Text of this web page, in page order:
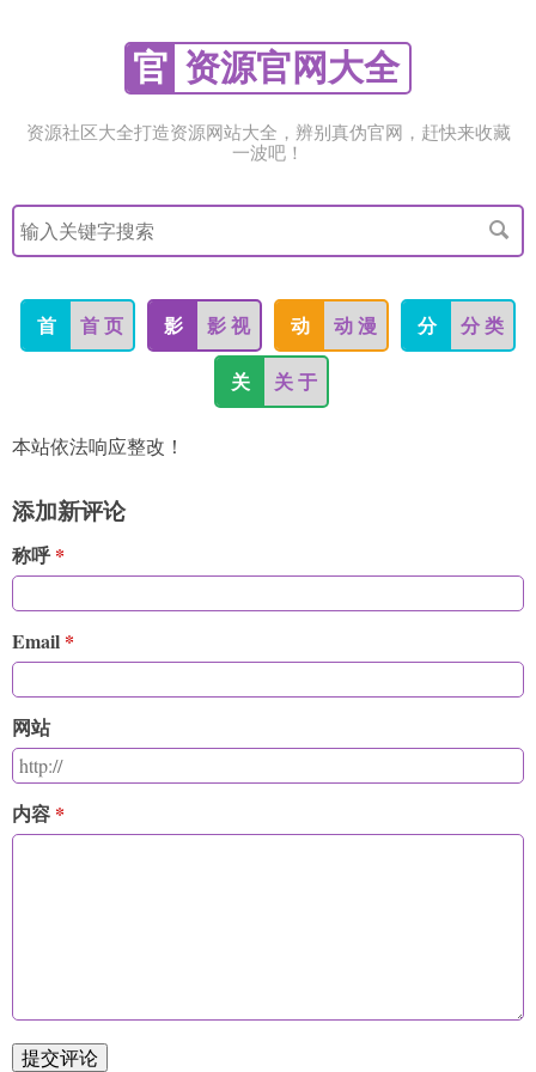
官 资源官网大全
资源社区大全打造资源网站大全，辨别真伪官网，赶快来收藏
一波吧！
搜
索
关
字
首 首 页 影 影 视 动 动 漫 分 分 类
关 关 于
本站依法响应整改！
添加新评论
称呼
Email
网站
内容
提交评论